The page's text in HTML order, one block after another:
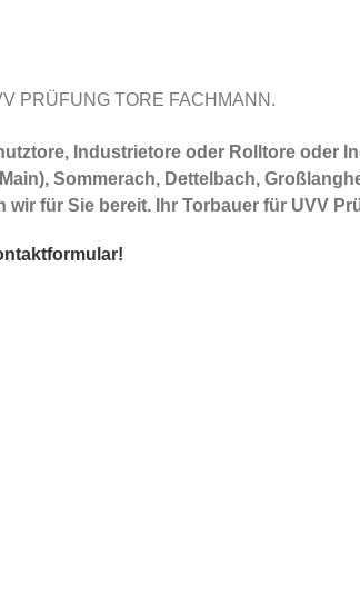
PRÜFUNG TORE FACHMANN.
Industrietore oder Rolltore
Sommerach, Dettelbach,
wir für Sie bereit. Ihr Torbauer für UVV